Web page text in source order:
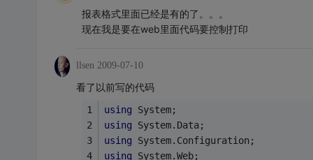
报表格式里面已经是有的了。。。
现在我是要在web里面代码要控制打印
llsen 2009-07-10
看了以前写的代码
using System;
using System.Data;
using System.Configuration;
using System.Web;